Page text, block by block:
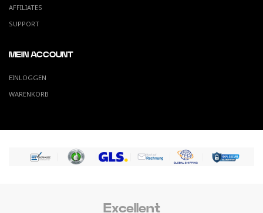
AFFILIATES
SUPPORT
MEIN ACCOUNT
EINLOGGEN
WARENKORB
Excellent